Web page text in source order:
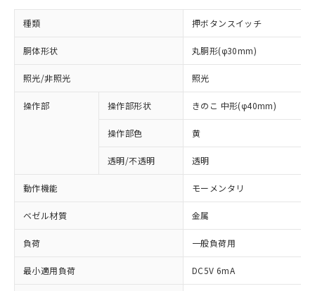
種類 押ボタンスイッチ
胴体形状 丸胴形(φ30mm)
照光/非照光 照光
操作部 操作部形状 きのこ 中形(φ40mm)
操作部色 黄
透明/不透明 透明
動作機能 モーメンタリ
ベゼル材質 金属
負荷 一般負荷用
最小適用負荷 DC5V 6mA